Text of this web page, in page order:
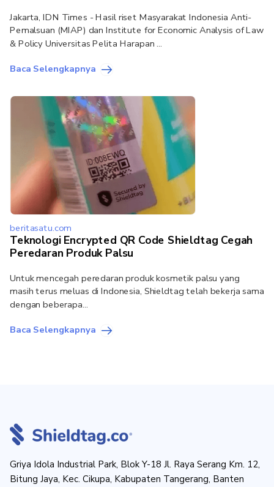
Jakarta, IDN Times - Hasil riset Masyarakat Indonesia Anti-
Pemalsuan (MIAP) dan Institute for Economic Analysis of Law
& Policy Universitas Pelita Harapan ...
Baca Selengkapnya
beritasatu.com
Teknologi Encrypted QR Code Shieldtag Cegah
Peredaran Produk Palsu
Untuk mencegah peredaran produk kosmetik palsu yang
masih terus meluas di Indonesia, Shieldtag telah bekerja sama
dengan beberapa...
Baca Selengkapnya
Griya Idola Industrial Park, Blok Y-18 Jl. Raya Serang Km. 12,
Bitung Jaya, Kec. Cikupa, Kabupaten Tangerang, Banten